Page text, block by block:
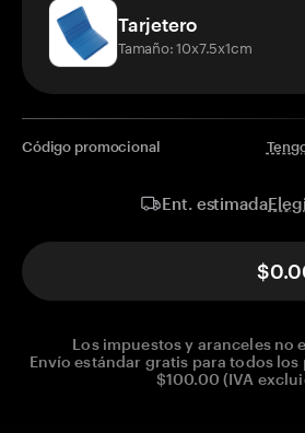
Tarjetero
Tamaño: 10x7.5x1cm
Código promocional
Ent. estimada
Los impuestos y aranceles no
Envío estándar gratis para todos
$100.00 (IVA